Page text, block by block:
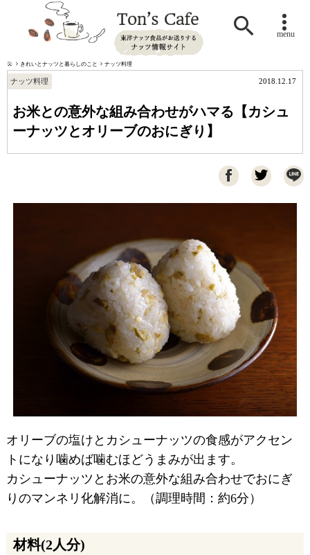
menu

きれいとナッツと暮らしのこと ナッツ料理
お米との意外な組み合わせがハマる【カシュ
ーナッツとオリーブのおにぎり】
ナッツ料理 2018.12.17

オリーブの塩けとカシューナッツの食感がアクセン
トになり噛めば噛むほどうまみが出ます。
カシューナッツとお米の意外な組み合わせでおにぎ
りのマンネリ化解消に。（調理時間：約6分）
材料(2人分)